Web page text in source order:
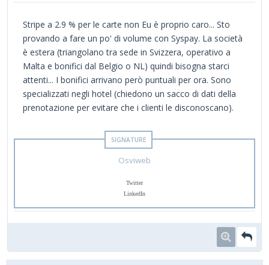
Stripe a 2.9 % per le carte non Eu è proprio caro... Sto
provando a fare un po' di volume con Syspay. La società
è estera (triangolano tra sede in Svizzera, operativo a
Malta e bonifici dal Belgio o NL) quindi bisogna starci
attenti... I bonifici arrivano però puntuali per ora. Sono
specializzati negli hotel (chiedono un sacco di dati della
prenotazione per evitare che i clienti le disconoscano).
Osviweb
Twitter
LinkedIn